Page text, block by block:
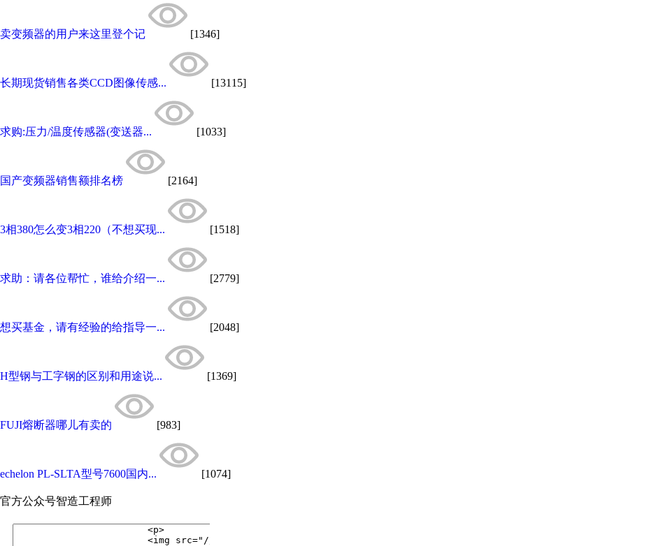
卖变频器的用户来这里登个记 [1346]
长期现货销售各类CCD图像传感... [13115]
求购:压力/温度传感器(变送器... [1033]
国产变频器销售额排名榜 [2164]
3相380怎么变3相220（不想买现... [1518]
求助：请各位帮忙，谁给介绍一... [2779]
想买基金，请有经验的给指导一... [2048]
H型钢与工字钢的区别和用途说... [1369]
FUJI熔断器哪儿有卖的 [983]
echelon PL-SLTA型号7600国内... [1074]
官方公众号智造工程师